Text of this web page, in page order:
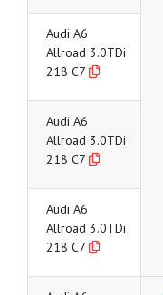
Audi A6
Allroad 3.0TDi
218 C7
Audi A6
Allroad 3.0TDi
218 C7
Audi A6
Allroad 3.0TDi
218 C7